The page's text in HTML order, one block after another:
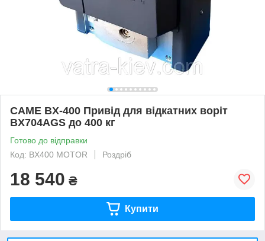
CAME BX-400 Привід для відкатних воріт
BX704AGS до 400 кг
Готово до відправки
Код: BX400 MOTOR
Роздріб
18 540 ₴
Купити